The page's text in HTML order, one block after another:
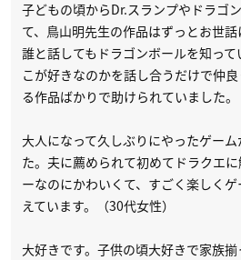
子どもの頃からDr.スランプやドラゴ
て、鳥山明先生の作品はずっとお世話
誰と話してもドラゴンボールを知っ
こが好きなのかを話し合うだけで仲
る作品ばかりで助けられていました。
大人になって久しぶりにやったゲー
た。夫に薦められて初めてドラクエ
ーなのにかわいくて、すごく楽しく
えています。（30代女性）
大好きです。子供の頃大好きで家族